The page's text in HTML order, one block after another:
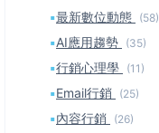
▪最新數位動態 (58)
▪AI應用趨勢 (35)
▪行銷心理學 (11)
▪Email行銷 (25)
▪內容行銷 (26)